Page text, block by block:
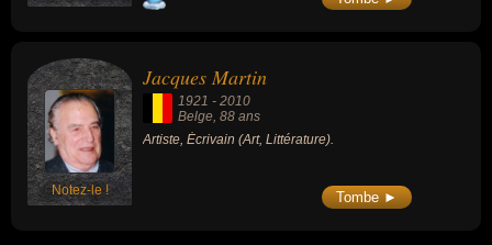
divertissement comme « Le Petit Rapporteur
Notez-le !
Jacques Martin
1921 - 2010
Belge , 88 ans
Artiste, Écrivain (Art, Littérature).
Tombe ►